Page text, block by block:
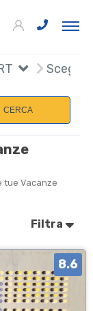
Scegli
CERCA
tue Vacanze
Filtra
8.6